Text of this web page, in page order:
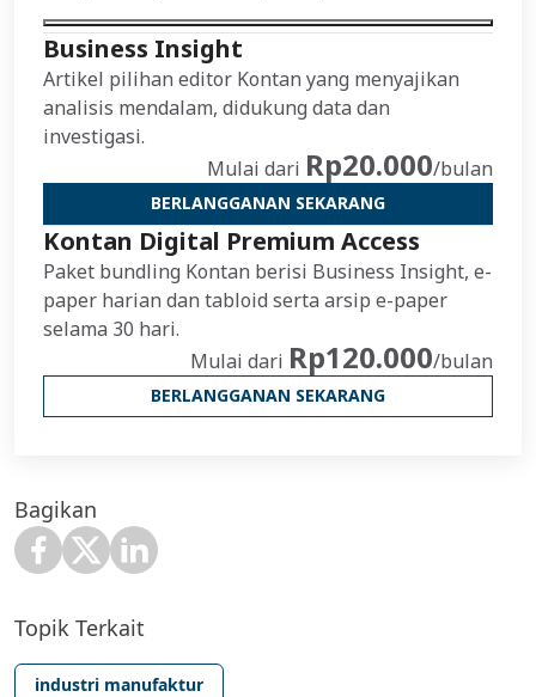
Business Insight
Artikel pilihan editor Kontan yang menyajikan
analisis mendalam, didukung data dan
investigasi.
Mulai dari Rp20.000/bulan
BERLANGGANAN SEKARANG
Kontan Digital Premium Access
Paket bundling Kontan berisi Business Insight, e-
paper harian dan tabloid serta arsip e-paper
selama 30 hari.
Mulai dari Rp120.000/bulan
BERLANGGANAN SEKARANG
Bagikan
Topik Terkait
industri manufaktur